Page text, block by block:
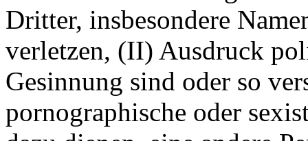
Dritter, insbesondere
verletzen, (II) Ausdruck
Gesinnung sind oder so
pornographische oder